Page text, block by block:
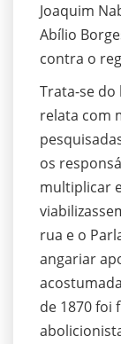
Joaquim
Abílio
contra o
Trata-se do
relata com
os
multiplicar
rua e o
angariar
de 1870 foi